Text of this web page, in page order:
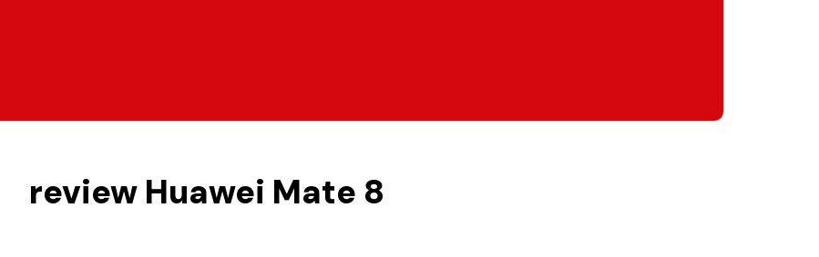
review Huawei Mate 8